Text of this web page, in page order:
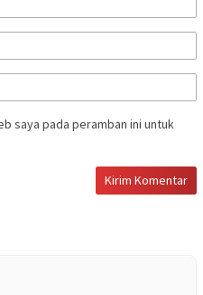
saya pada peramban ini untuk